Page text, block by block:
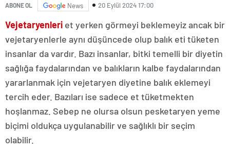
ABONE OL News 20 Eylül 2024 17:00
Vejetaryenleri et yerken görmeyi beklemeyiz ancak bir
vejetaryenlerle aynı düşüncede olup balık eti tüketen
insanlar da vardır. Bazı insanlar, bitki temelli bir diyetin
sağlığa faydalarından ve balıkların kalbe faydalarından
yararlanmak için vejetaryen diyetine balık eklemeyi
tercih eder. Bazıları ise sadece et tüketmekten
hoşlanmaz. Sebep ne olursa olsun pesketaryen yeme
biçimi oldukça uygulanabilir ve sağlıklı bir seçim
olabilir.